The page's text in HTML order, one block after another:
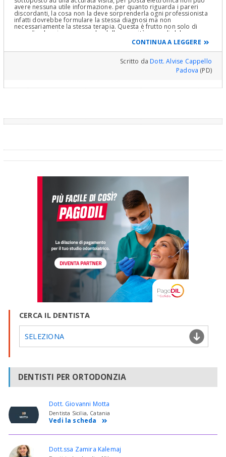
avere nessuna utile informazione. per quanto riguarda i pareri
discordanti, la cosa non la deve sorprenderla ogni professionista
infatti dovrebbe formulare la stessa diagnosi ma non
necessariamente la stessa terapia. Questa è frutto non solo di
cosa dice la scienza ma anche delle capacità manuali del
professionista. Si ricordi sempre di chiedere giustificazione delle
proposte fatte è l'unico modo di comprendere. Spero di esserle
stato utile
CONTINUA A LEGGERE
Scritto daDott. Alvise Cappello
Padova (PD)
CERCA IL DENTISTA
SELEZIONA
DENTISTI PER ORTODONZIA
Dott. Giovanni Motta
Dentista Sicilia, Catania
Vedi la scheda
Dott.ssa Zamira Kalemaj